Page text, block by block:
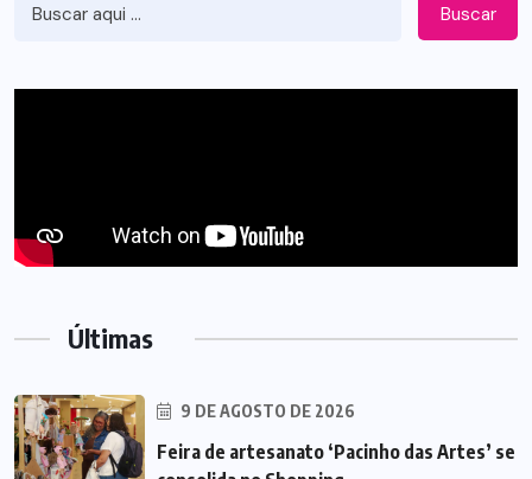
Buscar
Últimas
9 DE AGOSTO DE 2026
Feira de artesanato ‘Pacinho das Artes’ se